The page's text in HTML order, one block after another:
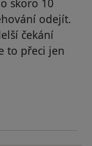
skoro 10
odejít.
čekání
to přeci jen
byl odstraněn